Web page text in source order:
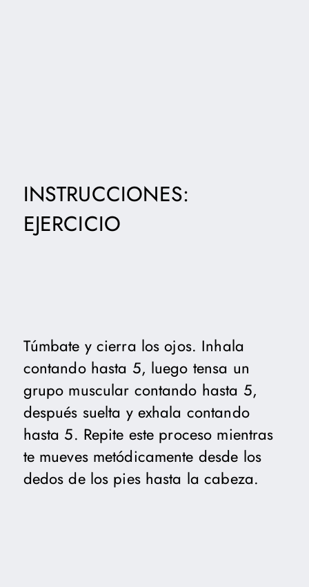
INSTRUCCIONES:
EJERCICIO
Túmbate y cierra los ojos. Inhala
contando hasta 5, luego tensa un
grupo muscular contando hasta 5,
después suelta y exhala contando
hasta 5. Repite este proceso mientras
te mueves metódicamente desde los
dedos de los pies hasta la cabeza.